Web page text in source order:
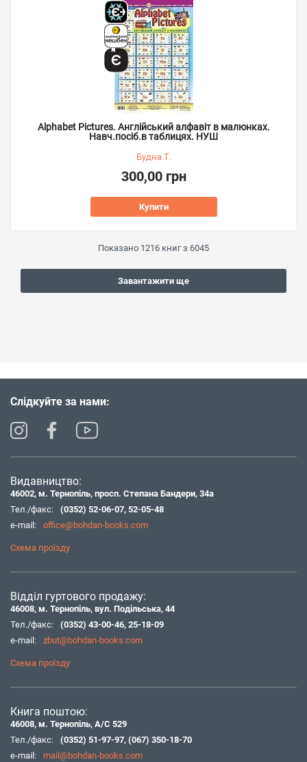
Alphabet Pictures. Англійський алфавіт в малюнках.
Навч.посіб.в таблицях. НУШ
Будна Т.
300,00 грн
Купити
Показано 1216 книг з 6045
Завантажити ще
Слідкуйте за нами:
Видавництво:
46002, м. Тернопіль, просп. Степана Бандери, 34а
Тел./факс:
(0352) 52-06-07, 52-05-48
e-mail:
office@bohdan-books.com
Схема проїзду
Відділ гуртового продажу:
46008, м. Тернопіль, вул. Подільська, 44
Тел./факс:
(0352) 43-00-46, 25-18-09
e-mail:
zbut@bohdan-books.com
Схема проїзду
Книга поштою:
46008, м. Тернопіль, А/С 529
Тел./факс:
(0352) 51-97-97, (067) 350-18-70
e-mail:
mail@bohdan-books.com